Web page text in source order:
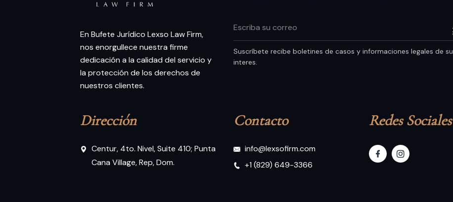
En Bufete Jurídico Lexso Law Firm,
nos enorgullece nuestra firme
dedicación a la calidad del servicio y
la protección de los derechos de
nuestros clientes.
Suscríbete recibe boletines de casos y informaciones legales de su
interes.
Dirección
Centur, 4to. Nivel, Suite 410; Punta
Cana Village, Rep, Dom.
Contacto
info@lexsofirm.com
+1 (829) 649-3366
Redes Sociales